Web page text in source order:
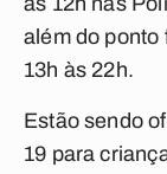
além do ponto
13h às 22h.
Estão sendo
19 para